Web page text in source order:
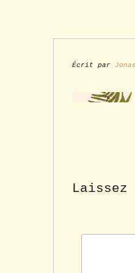
Écrit par
Laissez